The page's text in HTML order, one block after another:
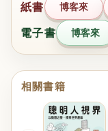
紙書 博客來
電子書 博客來
相關書籍